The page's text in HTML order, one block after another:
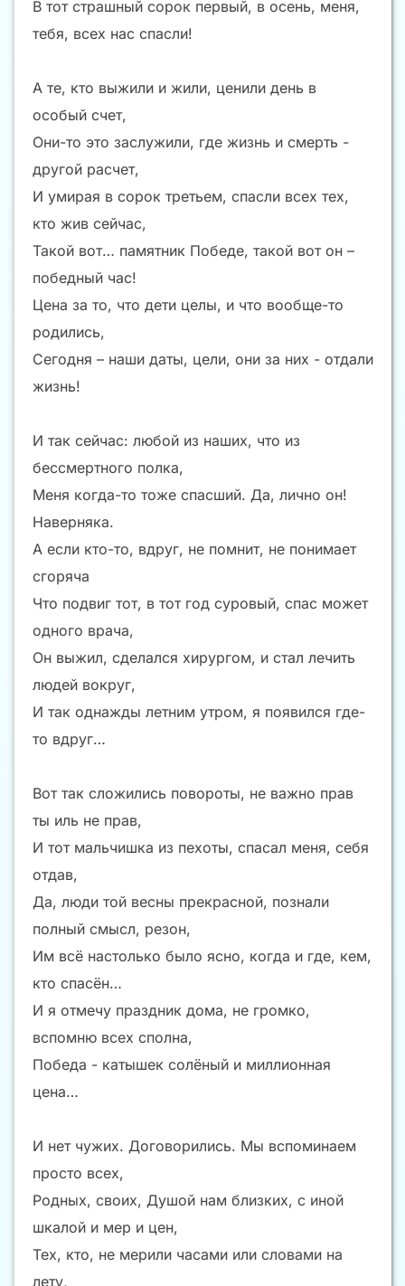
В тот страшный сорок первый, в осень, меня,
тебя, всех нас спасли!
А те, кто выжили и жили, ценили день в
особый счет,
Они-то это заслужили, где жизнь и смерть -
другой расчет,
И умирая в сорок третьем, спасли всех тех,
кто жив сейчас,
Такой вот… памятник Победе, такой вот он –
победный час!
Цена за то, что дети целы, и что вообще-то
родились,
Сегодня – наши даты, цели, они за них - отдали
жизнь!
И так сейчас: любой из наших, что из
бессмертного полка,
Меня когда-то тоже спасший. Да, лично он!
Наверняка.
А если кто-то, вдруг, не помнит, не понимает
сгоряча
Что подвиг тот, в тот год суровый, спас может
одного врача,
Он выжил, сделался хирургом, и стал лечить
людей вокруг,
И так однажды летним утром, я появился где-
то вдруг…
Вот так сложились повороты, не важно прав
ты иль не прав,
И тот мальчишка из пехоты, спасал меня, себя
отдав,
Да, люди той весны прекрасной, познали
полный смысл, резон,
Им всё настолько было ясно, когда и где, кем,
кто спасён…
И я отмечу праздник дома, не громко,
вспомню всех сполна,
Победа - катышек солёный и миллионная
цена…
И нет чужих. Договорились. Мы вспоминаем
просто всех,
Родных, своих, Душой нам близких, с иной
шкалой и мер и цен,
Тех, кто, не мерили часами или словами на
лету,